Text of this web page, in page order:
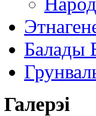
Балады
Галерэі